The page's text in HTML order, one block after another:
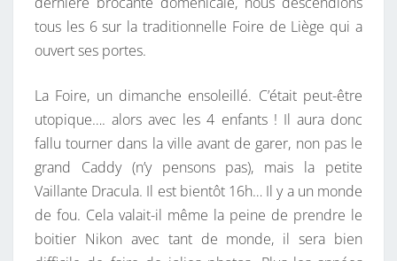
I
È
,
C
’
E
S
T
F
tous les 6 sur la traditionnelle Foire de Liège qui a
ouvert ses portes.
La Foire, un dimanche ensoleillé. C’était peut-être
utopique…. alors avec les 4 enfants ! Il aura donc
fallu tourner dans la ville avant de garer, non pas le
grand Caddy (n’y pensons pas), mais la petite
Vaillante Dracula. Il est bientôt 16h… Il y a un monde
de fou. Cela valait-il même la peine de prendre le
boitier Nikon avec tant de monde, il sera bien